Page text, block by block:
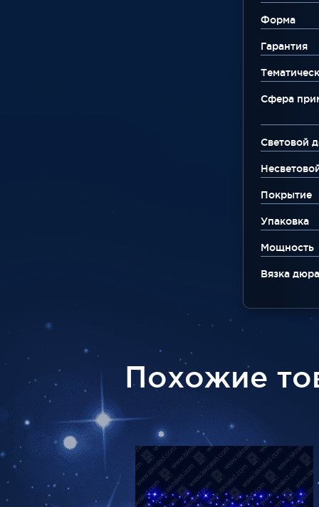
Форма
Гарантия
Сфера
Световой
Покрытие
Упаковка
Мощность
Вязка
Похожие